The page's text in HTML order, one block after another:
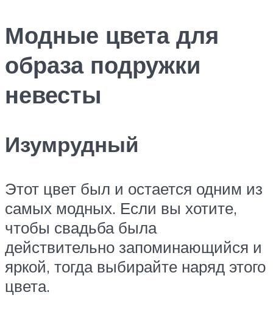
Модные цвета для
образа подружки
невесты
Изумрудный
Этот цвет был и остается одним из
самых модных. Если вы хотите,
чтобы свадьба была
действительно запоминающийся и
яркой, тогда выбирайте наряд этого
цвета.